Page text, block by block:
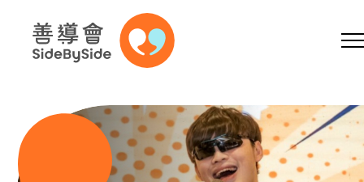
跳到內容（按回車鍵）
A A A EN繁 简